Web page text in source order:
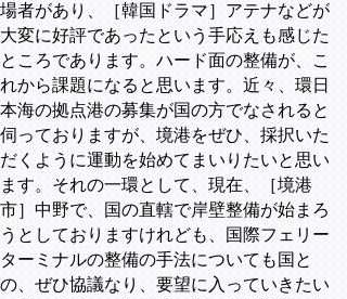
場者があり、［韓国ドラマ］アテナなどが
大変に好評であったという手応えも感じた
ところであります。ハード面の整備が、こ
れから課題になると思います。近々、環日
本海の拠点港の募集が国の方でなされると
伺っておりますが、境港をぜひ、採択いた
だくように運動を始めてまいりたいと思い
ます。それの一環として、現在、［境港
市］中野で、国の直轄で岸壁整備が始まろ
うとしておりますけれども、国際フェリー
ターミナルの整備の手法についても国と
の、ぜひ協議なり、要望に入っていきたい